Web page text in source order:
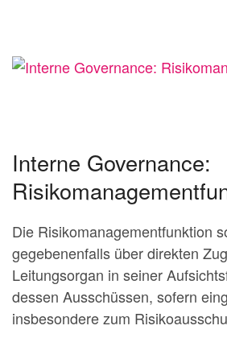
Interne Governance:
Die Risikomanagementfunktion
gegebenenfalls über direkten
Leitungsorgan in seiner
dessen Ausschüssen, sofern
insbesondere zum